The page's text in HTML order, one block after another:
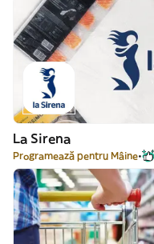
La Sirena
Programează pentru Mâine